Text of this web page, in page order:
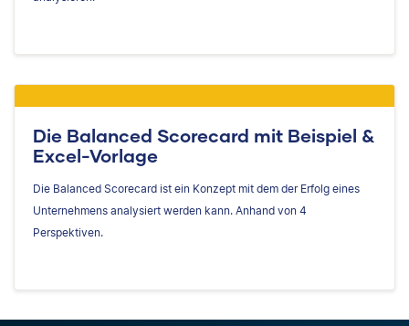
Die Balanced Scorecard mit Beispiel &
Excel-Vorlage
Die Balanced Scorecard ist ein Konzept mit dem der Erfolg eines
Unternehmens analysiert werden kann. Anhand von 4
Perspektiven.